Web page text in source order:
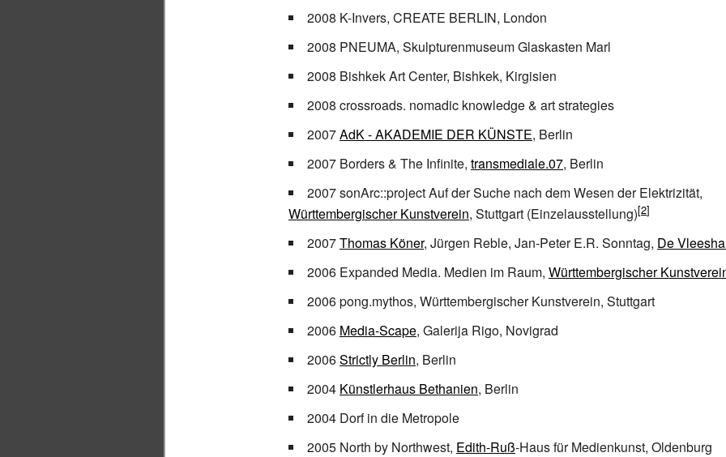
2008 K-Invers, CREATE BERLIN, London
2008 PNEUMA, Skulpturenmuseum Glaskasten Marl
2008 Bishkek Art Center, Bishkek, Kirgisien
2008 crossroads. nomadic knowledge & art strategies
2007AdK - AKADEMIE DER KÜNSTE, Berlin
2007 Borders & The Infinite, transmediale.07, Berlin
2007 sonArc::project Auf der Suche nach dem Wesen der Elektrizität,
Württembergischer Kunstverein, Stuttgart (Einzelausstellung)
2007Thomas Köner, Jürgen Reble, Jan-Peter E.R. Sonntag, De
2006 Expanded Media. Medien im Raum, Württembergischer
2006 pong.mythos, Württembergischer Kunstverein, Stuttgart
2006 Media-Scape, Galerija Rigo, Novigrad
2006Strictly Berlin, Berlin
2004 Künstlerhaus Bethanien, Berlin
2004 Dorf in die Metropole
2005 North by Northwest, Edith-Ruß-Haus für Medienkunst, Oldenburg